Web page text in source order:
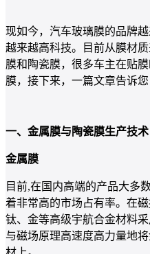
现如今，汽车玻璃膜的品牌
越来越高科技。目前从膜材
膜和陶瓷膜，很多车主在贴
膜，接下来，一篇文章告诉您
一、金属膜与陶瓷膜生产技术
金属膜
目前,在国内高端的产品大多
着非常高的市场占有率。在
钛、金等高级宇航合金材料
与磁场原理高速度高力量地